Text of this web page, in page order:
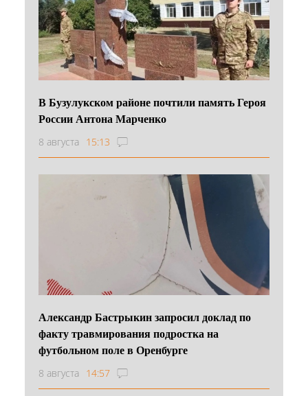
В Бузулукском районе почтили память Героя
России Антона Марченко
8 августа 15:13
Александр Бастрыкин запросил доклад по
факту травмирования подростка на
футбольном поле в Оренбурге
8 августа 14:57